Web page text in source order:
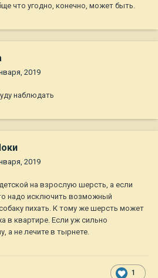
что угодно, конечно, может быть.
2019
наблюдать
2019
на взрослую шерсть, а если
надо исключить возможный
пихать. К тому же шерсть может
в квартире. Если уж сильно
а не лечите в тырнете.
1